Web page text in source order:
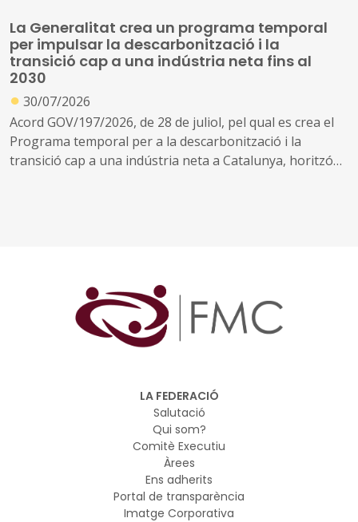
en l'àmbit de l'energia
La Generalitat crea un programa temporal
per impulsar la descarbonització i la
transició cap a una indústria neta fins al
2030
● 30/07/2026
Acord GOV/197/2026, de 28 de juliol, pel qual es crea el
Programa temporal per a la descarbonització i la
transició cap a una indústria neta a Catalunya, horitzó
LA FEDERACIÓ
Salutació
Qui som?
Comitè Executiu
Àrees
Ens adherits
Portal de transparència
Imatge Corporativa